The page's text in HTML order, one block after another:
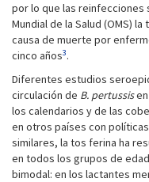
por lo que las reinfecciones
Mundial de la Salud (OMS)
causa de muerte por
cinco años3.
Diferentes estudios
circulación de B. pertussis
los calendarios y de las
en otros países con
similares, la tos ferina ha
en todos los grupos de
bimodal: en los lactantes